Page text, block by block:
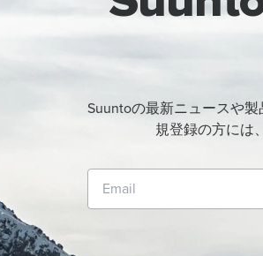
Suuntoの最新ニュースや
規登録の方には